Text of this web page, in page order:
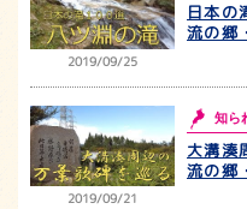
2019/09/25
日本の
流の郷
2019/09/21
知ら
大溝湊
流の郷